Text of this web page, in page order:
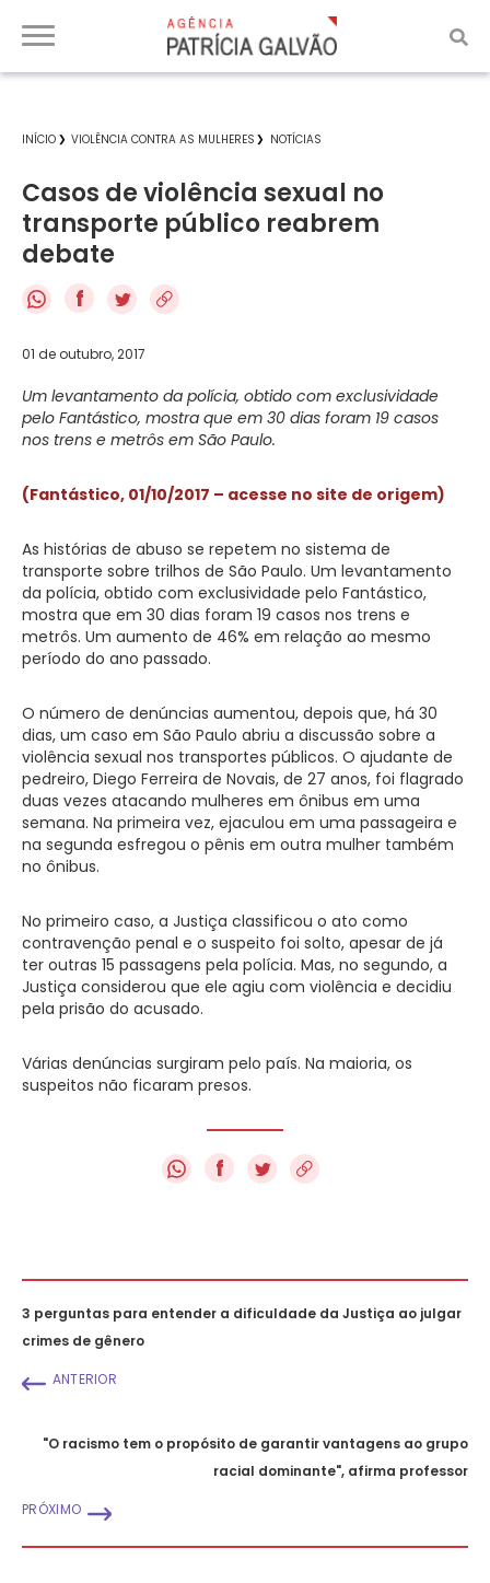
INÍCIO VIOLÊNCIA CONTRA AS MULHERES NOTÍCIAS
Casos de violência sexual no
transporte público reabrem
debate
f
01 de outubro, 2017
Um levantamento da polícia, obtido com exclusividade
pelo Fantástico, mostra que em 30 dias foram 19 casos
nos trens e metrôs em São Paulo.
(Fantástico, 01/10/2017 – acesse no site de origem)
As histórias de abuso se repetem no sistema de
transporte sobre trilhos de São Paulo. Um levantamento
da polícia, obtido com exclusividade pelo Fantástico,
mostra que em 30 dias foram 19 casos nos trens e
metrôs. Um aumento de 46% em relação ao mesmo
período do ano passado.
O número de denúncias aumentou, depois que, há 30
dias, um caso em São Paulo abriu a discussão sobre a
violência sexual nos transportes públicos. O ajudante de
pedreiro, Diego Ferreira de Novais, de 27 anos, foi flagrado
duas vezes atacando mulheres em ônibus em uma
semana. Na primeira vez, ejaculou em uma passageira e
na segunda esfregou o pênis em outra mulher também
no ônibus.
No primeiro caso, a Justiça classificou o ato como
contravenção penal e o suspeito foi solto, apesar de já
ter outras 15 passagens pela polícia. Mas, no segundo, a
Justiça considerou que ele agiu com violência e decidiu
pela prisão do acusado.
Várias denúncias surgiram pelo país. Na maioria, os
suspeitos não ficaram presos.
f
3 perguntas para entender a dificuldade da Justiça ao julgar
crimes de gênero
ANTERIOR
"O racismo tem o propósito de garantir vantagens ao grupo
racial dominante", afirma professor
PRÓXIMO